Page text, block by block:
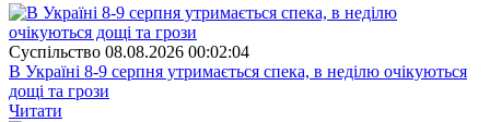
Суспiльство 08.08.2026 00:02:04
В Україні 8-9 серпня утримається спека, в неділю очікуються
дощі та грози
Читати